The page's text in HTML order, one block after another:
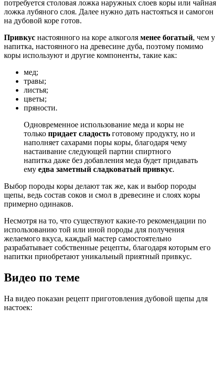
потребуется столовая ложка наружных слоев коры или чайная
ложка лубяного слоя. Далее нужно дать настояться и самогон
на дубовой коре готов.
Привкус настоянного на коре алкоголя менее богатый, чем у
напитка, настоянного на древесине дуба, поэтому помимо
коры используют и другие компоненты, такие как:
мед;
травы;
листья;
цветы;
пряности.
Одновременное использование меда и коры не
только придает сладость готовому продукту, но и
наполняет сахарами поры коры, благодаря чему
настаивание следующей партии спиртного
напитка даже без добавления меда будет придавать
ему едва заметный сладковатый привкус.
Выбор породы коры делают так же, как и выбор породы
щепы, ведь состав соков и смол в древесине и слоях коры
примерно одинаков.
Несмотря на то, что существуют какие-то рекомендации по
использованию той или иной породы для получения
желаемого вкуса, каждый мастер самостоятельно
разрабатывает собственные рецепты, благодаря которым его
напитки приобретают уникальный приятный привкус.
Видео по теме
На видео показан рецепт приготовления дубовой щепы для
настоек: